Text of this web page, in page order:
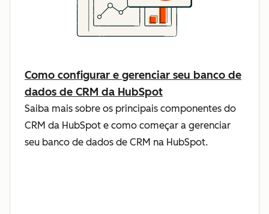
Como configurar e gerenciar seu banco de
dados de CRM da HubSpot
Saiba mais sobre os principais componentes do
CRM da HubSpot e como começar a gerenciar
seu banco de dados de CRM na HubSpot.